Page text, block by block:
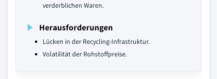
verderblichen Waren.
Herausforderungen
Lücken in der Recycling-Infrastruktur.
Volatilität der Rohstoffpreise.